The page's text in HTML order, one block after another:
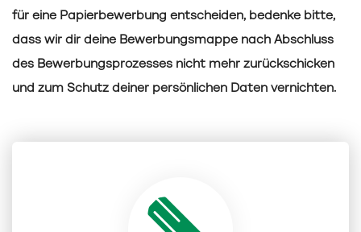
für eine Papierbewerbung entscheiden, bedenke bitte,
dass wir dir deine Bewerbungsmappe nach Abschluss
des Bewerbungsprozesses nicht mehr zurückschicken
und zum Schutz deiner persönlichen Daten vernichten.